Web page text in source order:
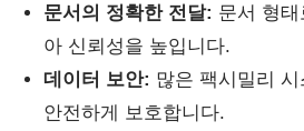
문서의 정확한 전달: 문서 형
아 신뢰성을 높입니다.
데이터 보안: 많은 팩시밀리
안전하게 보호합니다.